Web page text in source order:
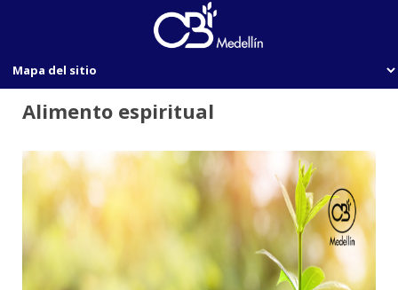
Alimento espiritual